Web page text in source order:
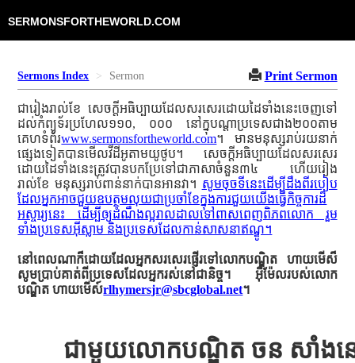
SERMONSFORTHEWORLD.COM
Sermons Index Sermon Print Sermon
ជារៀងរាល់ខែ សេចក្ដីអធិប្បាយដែលសរសេរដោយដៃទាំងនេះចេញទៅ
ដល់កំព្យូទ័រប្រហែល១១០, ០០០ នៅក្នុបណ្ដាប្រទេសជាង២០០តាម
គេហទំព័រwww.sermonsfortheworld.com។ មានមនុស្សរាប់រយនាក់
ផ្សេងទៀតបានមើលវីដីអូតាមយូថូប។ សេចក្ដីអធិប្បាយដែលសរសេរ
ដោយដៃទាំងនេះត្រូវបានបកប្រែទៅជាភាសាចំនួន៣៤ ហើយរៀង
រាល់ខែ មនុស្សរាប់ពាន់នាក់បានអានវា។ សូមចុចទីនេះដើម្បីដឹងពីរបៀប
ដែលអ្នកអាចជួយឧបត្ថមលុយជាប្រចាំខែក្នុងការជួយយើងធ្វើកិច្ចការដ៏
អស្ចារ្យនេះ ដើម្បីឲ្យដំណឹងល្អរាលដាលទៅពាសពេញពិភពលោក រួម
ទាំងប្រទេសអ៊ីស្លាម និងប្រទេសដែលកាន់សាសនាឥណ្ឌូ។
នៅពេលណាក៏ដោយដែលអ្នកសរសេរផ្ញើរទៅលោកបណ្ឌិត ហាយមើស៏
សូមប្រាប់គាត់ពីប្រទេសដែលអ្នករស់នៅជានិច្ច។ អ៊ីម៉ែលរបស់លោក
បណ្ឌិត ហាយមើស៍rlhymersjr@sbcglobal.net។
ជាមួយលោកបណ្ឌិត ចន សាំងន